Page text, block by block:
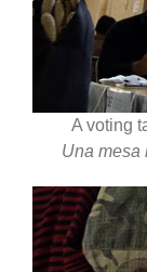
A voting
Una mesa